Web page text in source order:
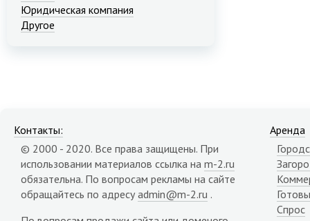
Юридическая компания
Другое
Контакты:
© 2000 - 2020. Все права защищены. При
использовании материалов ссылка на m-2.ru
обязательна. По вопросам рекламы на сайте
обращайтесь по адресу admin@m-2.ru .
Аренда
Спрос